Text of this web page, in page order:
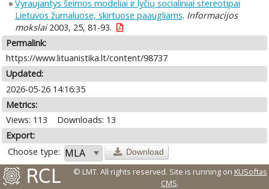
Vyraujantys šeimos modeliai ir lyčių socialiniai stereotipai
Lietuvos žurnaluose, skirtuose paaugliams. Informacijos
mokslai2003, 25, 81-93.
Permalink:
https://www.lituanistika.lt/content/98737
Updated:
2026-05-26 14:16:35
Metrics:
Views: 113
Downloads: 13
Export:
Choose type:
Download
© LMT. All rights reserved. Site is running on KUSoftas
CMS.